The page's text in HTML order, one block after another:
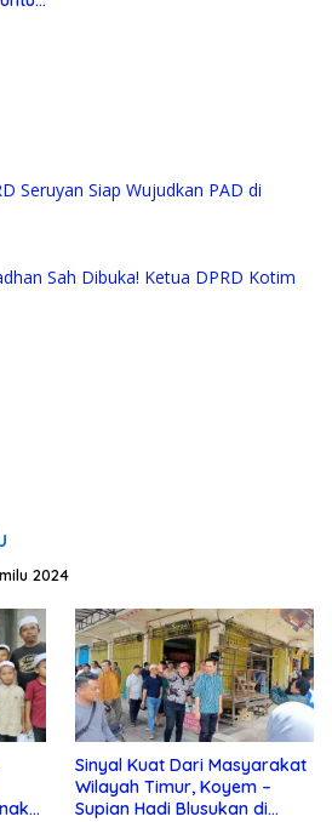
Seruyan Siap Wujudkan PAD di
Sah Dibuka! Ketua DPRD Kotim
2024
Sinyal Kuat Dari Masyarakat
Wilayah Timur, Koyem –
Supian Hadi Blusukan di